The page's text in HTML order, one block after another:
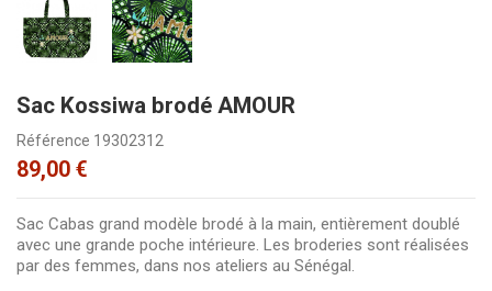
Sac Kossiwa brodé AMOUR
Référence 19302312
89,00 €
Sac Cabas grand modèle brodé à la main, entièrement doublé
avec une grande poche intérieure. Les broderies sont réalisées
par des femmes, dans nos ateliers au Sénégal.